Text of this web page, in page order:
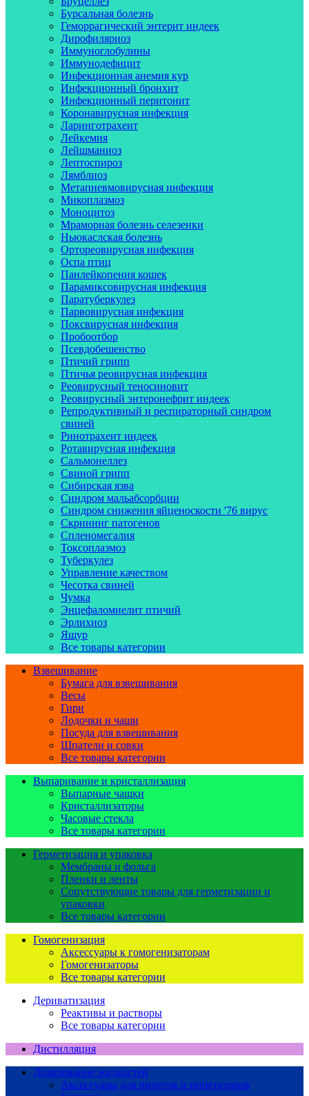
Бурсальная болезнь
Геморрагический энтерит индеек
Дирофиляриоз
Иммуноглобулины
Иммунодефицит
Инфекционная анемия кур
Инфекционный бронхит
Инфекционный перитонит
Коронавирусная инфекция
Ларинготрахеит
Лейкемия
Лейшманиоз
Лептоспироз
Лямблиоз
Метапневмовирусная инфекция
Микоплазмоз
Моноцитоз
Мраморная болезнь селезенки
Ньюкаслская болезнь
Ортореовирусная инфекция
Оспа птиц
Панлейкопения кошек
Парамиксовирусная инфекция
Паратуберкулез
Парвовирусная инфекция
Поксвирусная инфекция
Пробоотбор
Псевдобешенство
Птичий грипп
Птичья реовирусная инфекция
Реовирусный теносиновит
Реовирусный энтеронефрит индеек
Репродуктивный и респираторный синдром
свиней
Ринотрахеит индеек
Ротавирусная инфекция
Сальмонеллез
Свиной грипп
Сибирская язва
Синдром мальабсорбции
Синдром снижения яйценоскости '76 вирус
Скрининг патогенов
Спленомегалия
Токсоплазмоз
Туберкулез
Управление качеством
Чесотка свиней
Чумка
Энцефаломиелит птичий
Эрлихиоз
Ящур
Все товары категории
Взвешивание
Бумага для взвешивания
Весы
Гири
Лодочки и чаши
Посуда для взвешивания
Шпатели и совки
Все товары категории
Выпаривание и кристаллизация
Выпарные чашки
Кристаллизаторы
Часовые стекла
Все товары категории
Герметизация и упаковка
Мембраны и фольга
Пленки и ленты
Сопутствующие товары для герметизации и
упаковки
Все товары категории
Гомогенизация
Аксессуары к гомогенизаторам
Гомогенизаторы
Все товары категории
Дериватизация
Реактивы и растворы
Все товары категории
Дистилляция
Дозирование жидкостей
Аксессуары для пипеток и пипетаторов